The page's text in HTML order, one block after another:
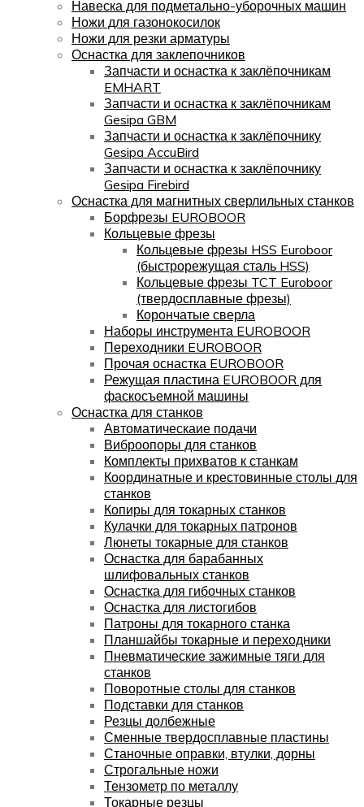
Навеска для подметально-уборочных машин
Ножи для газонокосилок
Ножи для резки арматуры
Оснастка для заклепочников
Запчасти и оснастка к заклёпочникам
EMHART
Запчасти и оснастка к заклёпочникам
Gesipa GBM
Запчасти и оснастка к заклёпочнику
Gesipa AccuBird
Запчасти и оснастка к заклёпочнику
Gesipa Firebird
Оснастка для магнитных сверлильных станков
Борфрезы EUROBOOR
Кольцевые фрезы
Кольцевые фрезы HSS Euroboor
(быстрорежущая сталь HSS)
Кольцевые фрезы TCT Euroboor
(твердосплавные фрезы)
Корончатые сверла
Наборы инструмента EUROBOOR
Переходники EUROBOOR
Прочая оснастка EUROBOOR
Режущая пластина EUROBOOR для
фаскосъемной машины
Оснастка для станков
Автоматическаие подачи
Виброопоры для станков
Комплекты прихватов к станкам
Координатные и крестовинные столы для
станков
Копиры для токарных станков
Кулачки для токарных патронов
Люнеты токарные для станков
Оснастка для барабанных
шлифовальных станков
Оснастка для гибочных станков
Оснастка для листогибов
Патроны для токарного станка
Планшайбы токарные и переходники
Пневматические зажимные тяги для
станков
Поворотные столы для станков
Подставки для станков
Резцы долбежные
Сменные твердосплавные пластины
Станочные оправки, втулки, дорны
Строгальные ножи
Тензометр по металлу
Токарные резцы